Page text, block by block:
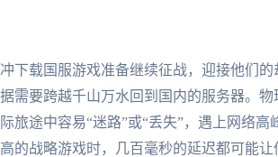
下载国服游戏准备继续征战，迎接他们
需要跨越千山万水回到国内的服务器。
旅途中容易“迷路”或“丢失”，遇上网络高
的战略游戏时，几百毫秒的延迟都可能让